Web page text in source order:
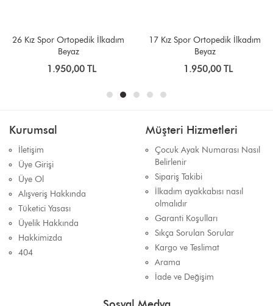
26 Kız Spor Ortopedik İlkadım
Beyaz
1.950,00 TL
17 Kız Spor Ortopedik İlkadım
Beyaz
1.950,00 TL
Kurumsal
İletişim
Üye Girişi
Üye Ol
Alışveriş Hakkında
Tüketici Yasası
Üyelik Hakkında
Hakkimizda
404
Müşteri Hizmetleri
Çocuk Ayak Numarası Nasıl
Belirlenir
Sipariş Takibi
İlkadım ayakkabısı nasıl
olmalıdır
Garanti Koşulları
Sıkça Sorulan Sorular
Kargo ve Teslimat
Arama
İade ve Değişim